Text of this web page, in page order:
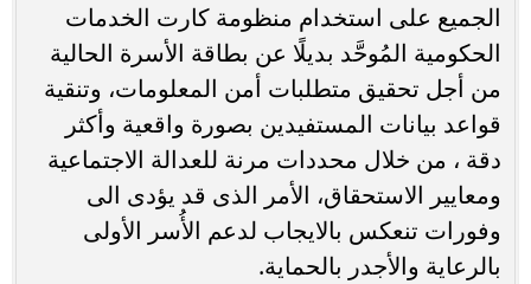
الجميع على استخدام منظومة كارت الخدمات
الحكومية المُوحَّد بديلًا عن بطاقة الأسرة الحالية
من أجل تحقيق متطلبات أمن المعلومات، وتنقية
قواعد بيانات المستفيدين بصورة واقعية وأكثر
دقة ، من خلال محددات مرنة للعدالة الاجتماعية
ومعايير الاستحقاق، الأمر الذى قد يؤدى الى
وفورات تنعكس بالايجاب لدعم الأُسر الأولى
بالرعاية والأجدر بالحماية.